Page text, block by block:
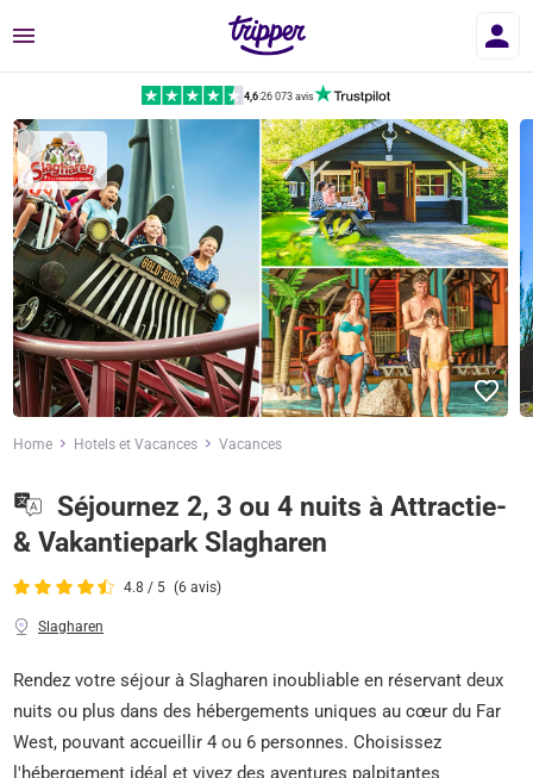
Menu
4,6|26 073 avis
Home Hotels et Vacances Vacances
Séjournez 2, 3 ou 4 nuits à Attractie-
& Vakantiepark Slagharen
4.8 / 5 (6 avis)
Slagharen
Rendez votre séjour à Slagharen inoubliable en réservant deux
nuits ou plus dans des hébergements uniques au cœur du Far
West, pouvant accueillir 4 ou 6 personnes. Choisissez
l'hébergement idéal et vivez des aventures palpitantes